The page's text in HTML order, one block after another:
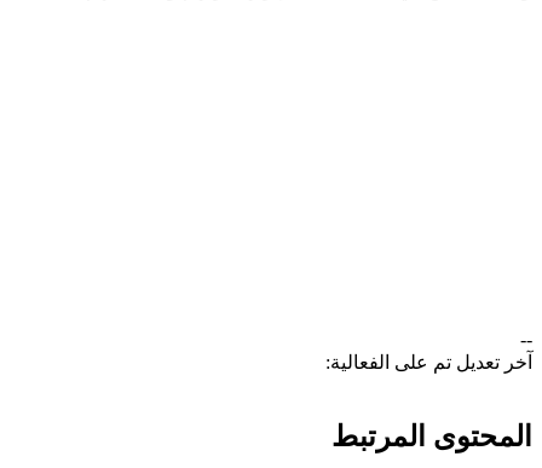
--
آخر تعديل تم على الفعالية:
المحتوى المرتبط